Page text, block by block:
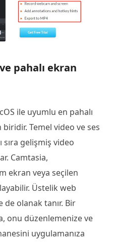
pahalı ekran
ile uyumlu en pahalı
biridir. Temel video ve ses
gelişmiş video
Camtasia,
ekran veya seçilen
Üstelik web
de olanak tanır. Bir
onu düzenlemenize ve
uygulamanıza